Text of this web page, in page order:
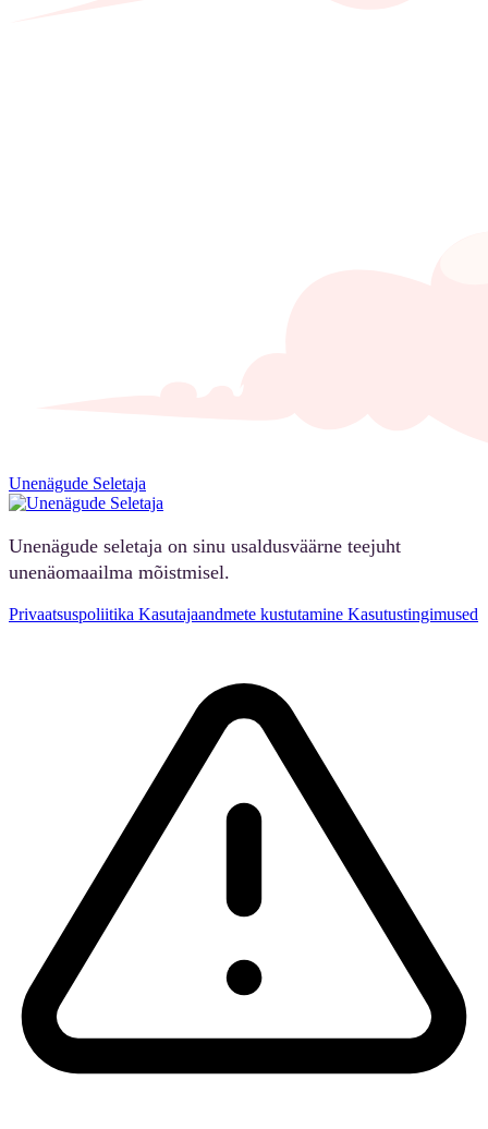
Unenägude Seletaja
Unenägude seletaja on sinu usaldusväärne teejuht
unenäomaailma mõistmisel.
Privaatsuspoliitika Kasutajaandmete kustutamine Kasutustingimused